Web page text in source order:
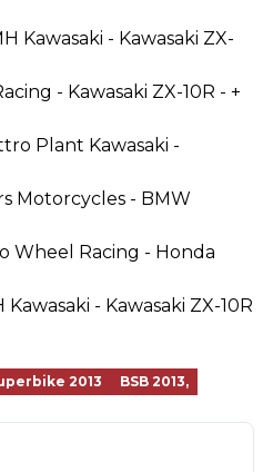
Kawasaki - Kawasaki ZX-
- Kawasaki ZX-10R - +
Plant Kawasaki -
Motorcycles - BMW
Wheel Racing - Honda
- Kawasaki ZX-10R
2013
BSB 2013,